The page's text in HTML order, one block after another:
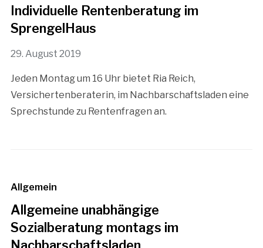
Individuelle Rentenberatung im
SprengelHaus
29. August 2019
Jeden Montag um 16 Uhr bietet Ria Reich,
Versichertenberaterin, im Nachbarschaftsladen eine
Sprechstunde zu Rentenfragen an.
Allgemein
Allgemeine unabhängige
Sozialberatung montags im